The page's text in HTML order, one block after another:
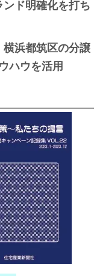
ド明確化を打ち
浜都筑区の分譲
ハウを活用